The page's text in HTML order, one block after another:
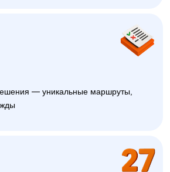
— уникальные маршруты,